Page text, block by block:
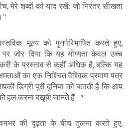
,मेरे शब्दों को याद रखें: जो निरंतर सीखता
मूल्य को पुनर्परिभाषित करते हुए
पर जोर दिया कि यह योग्यता केवल उच्च
के प्रस्ताव से कहीं अधिक है,बल्कि यह
का एक निश्चित वैश्विक प्रमाण पत्र
डिग्री पूरी दुनिया को बताती है कि आप
हल करना बखूबी जानते हैं।"
की दृढ़ता के बीच तुलना करते हुए